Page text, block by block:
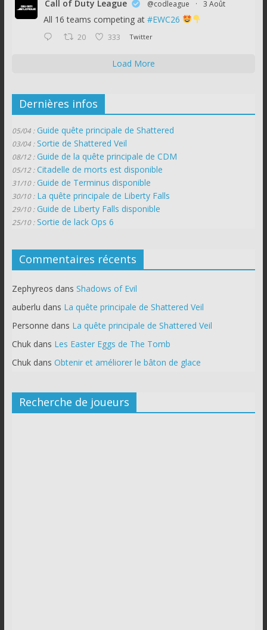
Call of Duty League @codleague · 3 Août
All 16 teams competing at #EWC26
20 333 Twitter
Load More
Dernières infos
05/04 : Guide quête principale de Shattered
03/04 : Sortie de Shattered Veil
08/12 : Guide de la quête principale de CDM
05/12 : Citadelle de morts est disponible
31/10 : Guide de Terminus disponible
30/10 : La quête principale de Liberty Falls
29/10 : Guide de Liberty Falls disponible
25/10 : Sortie de lack Ops 6
Commentaires récents
Zephyreos dans Shadows of Evil
auberlu dans La quête principale de Shattered Veil
Personne dans La quête principale de Shattered Veil
Chukdans Les Easter Eggs de The Tomb
Chukdans Obtenir et améliorer le bâton de glace
Recherche de joueurs